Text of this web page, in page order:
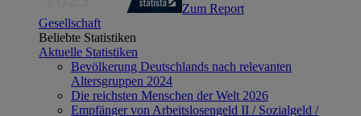
Zum Report
Gesellschaft
Beliebte Statistiken
Aktuelle Statistiken
Bevölkerung Deutschlands nach relevanten
Altersgruppen 2024
Die reichsten Menschen der Welt 2026
Empfänger von Arbeitslosengeld II / Sozialgeld /